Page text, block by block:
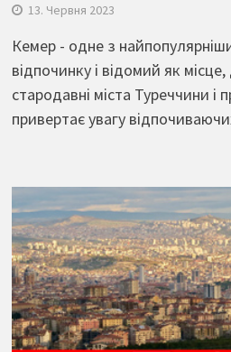
13. Червня 2023
Кемер - одне з
відпочинку і відомий як
стародавні міста Туреччини і
привертає увагу